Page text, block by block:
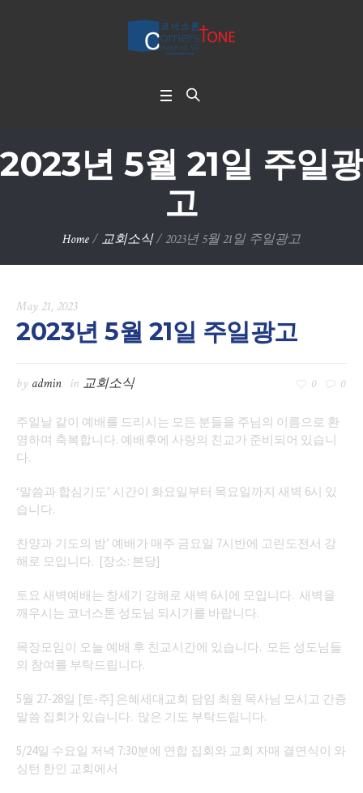
2023년 5월 21일 주일광
고
Home/ 교회소식/2023년 5월 21일 주일광고
May 21, 2023
2023년 5월 21일 주일광고
by admin in 교회소식 0 0
주일날 같이 예배를 드리시는 모든 분들을 주님의 이름으로 환
영하며 축복합니다. 예배후에 사랑의 친교가 준비되어 있습니
다.
‘말씀과 합심기도’ 시간이 화요일부터 목요일까지 새벽 6시 있
습니다.
찬양과 기도의 밤’ 예배가 매주 금요일 7시반에 고린도전서 강
해로 모입니다. [장소: 본당]
토요 새벽예배는 창세기 강해로 새벽 6시에 모입니다. 새벽을
깨우시는 코너스톤 성도님 되시기를 바랍니다.
목장모임이 오늘 예배 후 친교시간에 있습니다. 모든 성도님들
의 참여를 부탁드립니다.
5월 27-28일 [토-주] 은혜세대교회 담임 최원 목사님 모시고 간증
말씀 집회가 있습니다. 많은 기도 부탁드립니다.
5/24일 수요일 저녁 7:30분에 연합 집회와 교회 자매 결연식이 와
싱턴 한인 교회에서